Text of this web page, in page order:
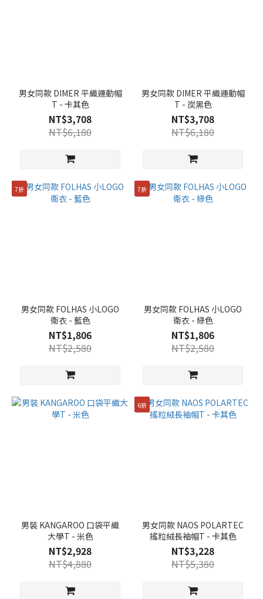
男女同款 DIMER 平織運動帽
T - 卡其色
NT$3,708
NT$6,180
男女同款 DIMER 平織運動帽
T - 炭黑色
NT$3,708
NT$6,180
7折
男女同款 FOLHAS 小LOGO
衛衣 - 藍色
NT$1,806
NT$2,580
7折
男女同款 FOLHAS 小LOGO
衛衣 - 綠色
NT$1,806
NT$2,580
男裝 KANGAROO 口袋平織
大學T - 米色
NT$2,928
NT$4,880
6折
男女同款 NAOS POLARTEC
搖粒絨長袖帽T - 卡其色
NT$3,228
NT$5,380